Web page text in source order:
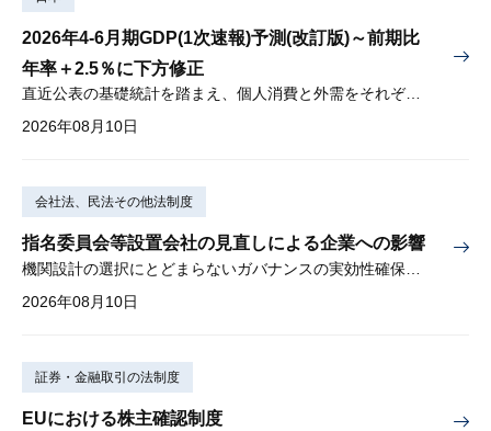
2026年4-6月期GDP(1次速報)予測(改訂版)～前期比
年率＋2.5％に下方修正
直近公表の基礎統計を踏まえ、個人消費と外需をそれぞれ下方修正
2026年08月10日
会社法、民法その他法制度
指名委員会等設置会社の見直しによる企業への影響
2026年08月10日
証券・金融取引の法制度
EUにおける株主確認制度